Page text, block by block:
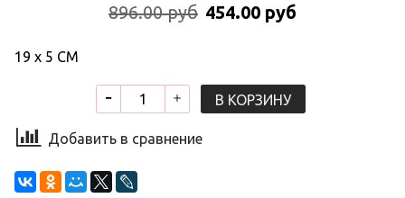
896.00 руб 454.00 руб
19 х 5 СМ
В КОРЗИНУ
Добавить в сравнение